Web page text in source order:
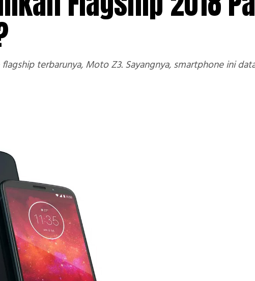
terbarunya, Moto Z3. Sayangnya, smartphone ini